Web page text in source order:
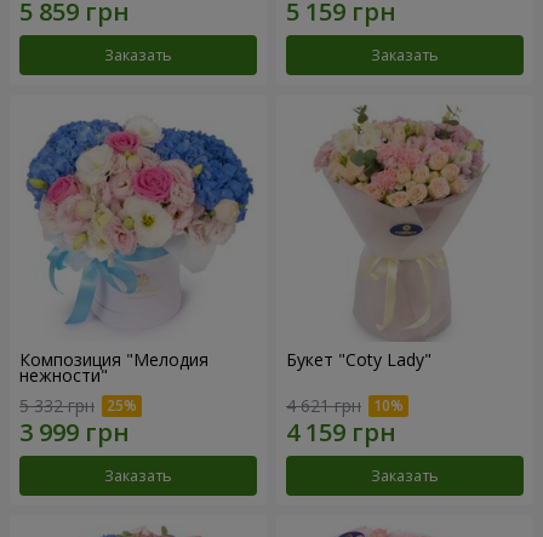
Заказать Заказать
Композиция "Мелодия
нежности"
5 332 грн
Заказать
Букет "Coty Lady"
4 621 грн
Заказать